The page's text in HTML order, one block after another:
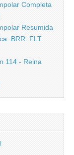
Completa
Resumida
BRR. FLT
114 - Reina